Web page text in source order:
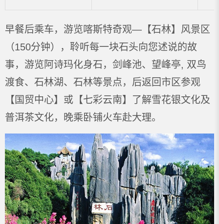
早餐后乘车，游览喀斯特奇观—【石林】风景区
（150分钟），聆听每一块石头向您述说的故
事，游览阿诗玛化身石，剑峰池、望峰亭, 双鸟
渡食、石林湖、石林等景点，后返回市区参观
【国贸中心】或【七彩云南】了解雪花银文化及
普洱茶文化，晚乘卧铺火车赴大理。